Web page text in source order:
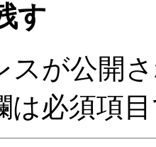
す
スが公開
は必須項